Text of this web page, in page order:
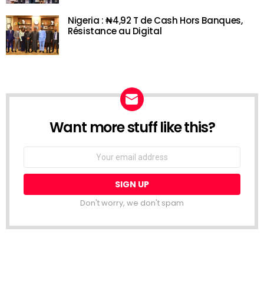
Nigeria : ₦4,92 T de Cash Hors Banques,
Résistance au Digital
NEWSLETTER
Want more stuff like this?
Don't worry, we don't spam